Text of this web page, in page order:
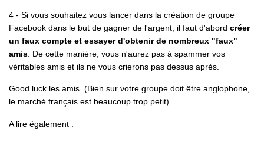
4 - Si vous souhaitez vous lancer dans la création de groupe
Facebook dans le but de gagner de l'argent, il faut d'abord créer
un faux compte et essayer d'obtenir de nombreux "faux"
amis . De cette manière, vous n'aurez pas à spammer vos
véritables amis et ils ne vous crierons pas dessus après.
Good luck les amis. (Bien sur votre groupe doit être anglophone,
le marché français est beaucoup trop petit)
A lire également :